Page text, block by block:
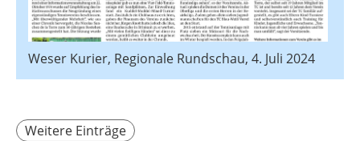
Weser Kurier, Regionale Rundschau, 4. Juli 2024
Weitere Einträge